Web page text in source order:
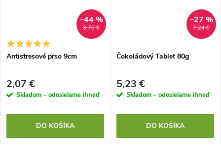
3,70 €
–44 %
Antistresové prso 9cm
2,07 €
Skladom - odosielame ihneď
DO KOŠÍKA
7,24 €
–27 %
Čokoládový Tablet 80g
5,23 €
Skladom - odosielame ihneď
DO KOŠÍKA